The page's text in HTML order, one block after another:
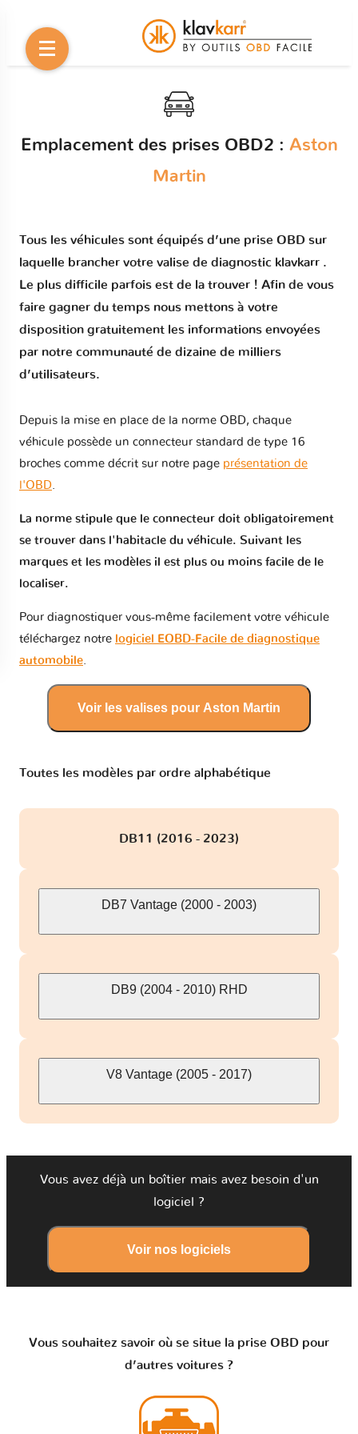
Emplacement des prises OBD2 : Aston
Martin
Tous les véhicules sont équipés d’une prise OBD sur
laquelle brancher votre valise de diagnostic klavkarr .
Le plus difficile parfois est de la trouver ! Afin de vous
faire gagner du temps nous mettons à votre
disposition gratuitement les informations envoyées
par notre communauté de dizaine de milliers
d’utilisateurs.
Depuis la mise en place de la norme OBD, chaque
véhicule possède un connecteur standard de type 16
broches comme décrit sur notre page présentation de
l'OBD.
La norme stipule que le connecteur doit obligatoirement
se trouver dans l'habitacle du véhicule. Suivant les
marques et les modèles il est plus ou moins facile de le
localiser.
Pour diagnostiquer vous-même facilement votre véhicule
téléchargez notre logiciel EOBD-Facile de diagnostique
automobile.
Voir les valises pour Aston Martin
Toutes les modèles par ordre alphabétique
DB11 (2016 - 2023)
DB7 Vantage (2000 - 2003)
DB9 (2004 - 2010) RHD
V8 Vantage (2005 - 2017)
Vous avez déjà un boîtier mais avez besoin d'un
logiciel ?
Voir nos logiciels
Vous souhaitez savoir où se situe la prise OBD pour
d’autres voitures ?